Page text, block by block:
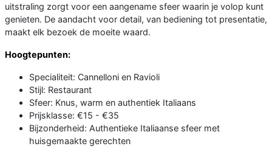
uitstraling zorgt voor een aangename sfeer waarin je volop kunt
genieten. De aandacht voor detail, van bediening tot presentatie,
maakt elk bezoek de moeite waard.
Hoogtepunten:
Specialiteit: Cannelloni en Ravioli
Stijl: Restaurant
Sfeer: Knus, warm en authentiek Italiaans
Prijsklasse: €15 - €35
Bijzonderheid: Authentieke Italiaanse sfeer met
huisgemaakte gerechten